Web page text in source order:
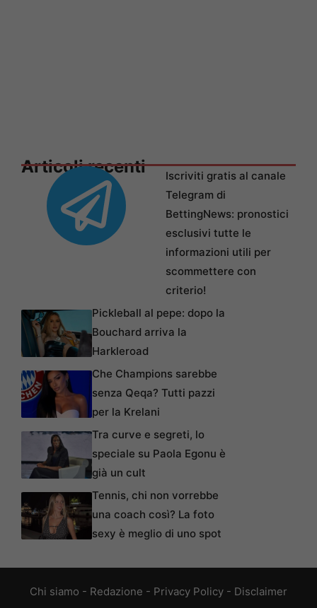
Articoli recenti
Iscriviti gratis al canale
Telegram di
BettingNews: pronostici
esclusivi tutte le
informazioni utili per
scommettere con
criterio!
Pickleball al pepe: dopo la
Bouchard arriva la
Harkleroad
Che Champions sarebbe
senza Qeqa? Tutti pazzi
per la Krelani
Tra curve e segreti, lo
speciale su Paola Egonu è
già un cult
Tennis, chi non vorrebbe
una coach così? La foto
sexy è meglio di uno spot
Chi siamo - Redazione - Privacy Policy - Disclaimer